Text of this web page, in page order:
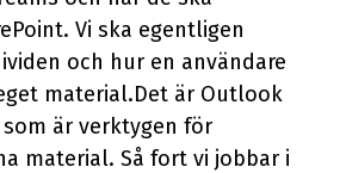
Vi ska egentligen
och hur en användare
material.Det är Outlook
som är verktygen för
material. Så fort vi jobbar i